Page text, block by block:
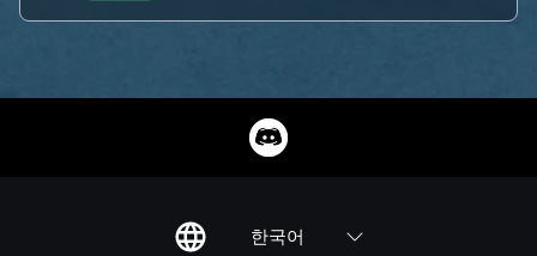
한국어